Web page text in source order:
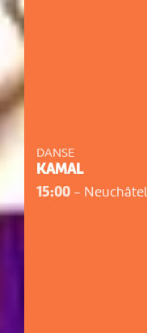
DANSE
KAMAL
15:00- Neuchâtel